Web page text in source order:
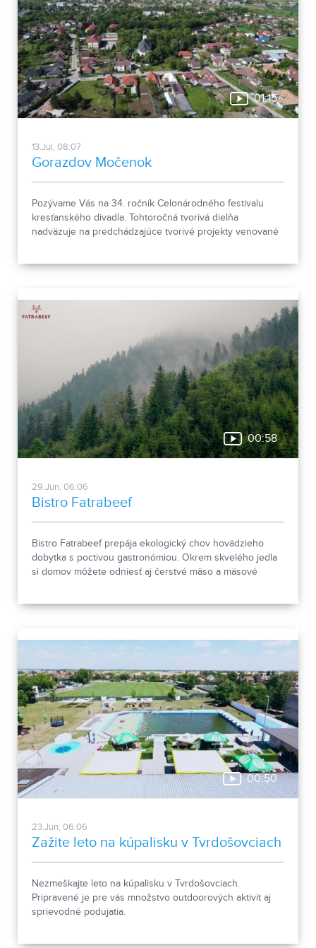
01:15
13.Jul, 08:07
Gorazdov Močenok
Pozývame Vás na 34. ročník Celonárodného festivalu
kresťanského divadla. Tohtoročná tvorivá dielňa
nadväzuje na predchádzajúce tvorivé projekty venované
00:58
29.Jun, 06:06
Bistro Fatrabeef
Bistro Fatrabeef prepája ekologický chov hovädzieho
dobytka s poctivou gastronómiou. Okrem skvelého jedla
si domov môžete odniesť aj čerstvé mäso a mäsové
00:50
23.Jun, 06:06
Zažite leto na kúpalisku v Tvrdošovciach
Nezmeškajte leto na kúpalisku v Tvrdošovciach.
Pripravené je pre vás množstvo outdoorových aktivít aj
sprievodné podujatia.